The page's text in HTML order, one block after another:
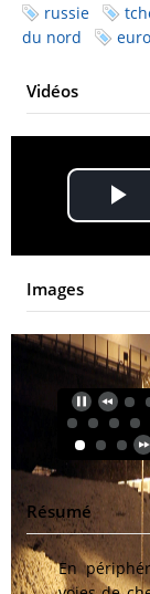
russie
du nord
Vidéos
Images
Résumé
En